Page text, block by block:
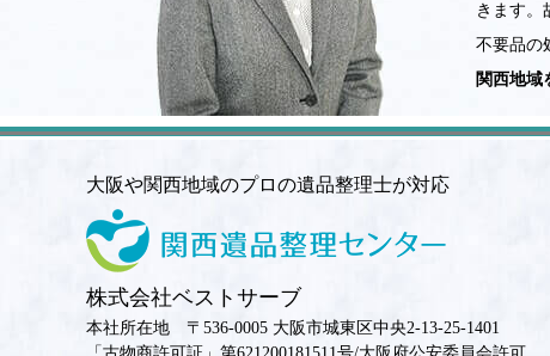
きます。
不要品の
関西地域
大阪や関西地域のプロの遺品整理士が対応
株式会社ベストサーブ
本社所在地 〒536-0005 大阪市城東区中央2-13-25-1401